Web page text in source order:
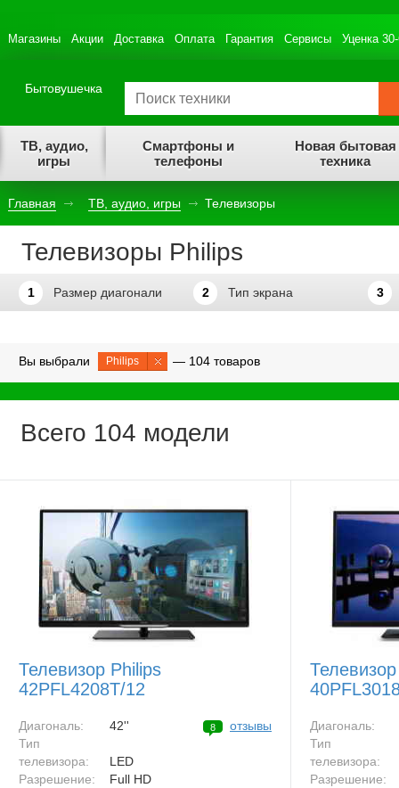
Магазины Акции Доставка Оплата Гарантия Сервисы Уценка
Бытовушечка
ТВ, аудио,
игры
Смартфоны и
телефоны
Новая бытовая
техника
Главная ТВ, аудио, игры Телевизоры
Телевизоры Philips
1 Размер диагонали 2 Тип экрана 3
Вы выбрали Philips — 104 товаров
Всего 104 модели
Телевизор Philips
42PFL4208T/12
Диагональ:
42''
Тип
телевизора:
LED
Разрешение:
Full HD
8 отзывы
Диагональ:
Тип
телевизора:
Разрешение: